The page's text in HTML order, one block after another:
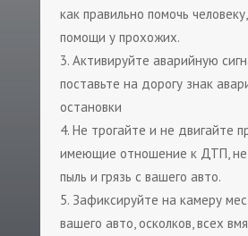
как правильно помочь
помощи у прохожих.
Активируйте аварийную
поставьте на дорогу знак
остановки
Не трогайте и не двигайте
имеющие отношение к ДТП, не
пыль и грязь с вашего авто.
Зафиксируйте на камеру
вашего авто, осколков, всех